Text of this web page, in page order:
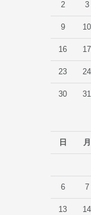
2 3
9 10
16 17
23 24
30 31
日
月
6 7
13 14